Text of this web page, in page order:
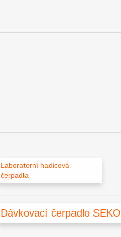
Laboratorní hadicová
čerpadla
Dávkovací čerpadlo SEKO